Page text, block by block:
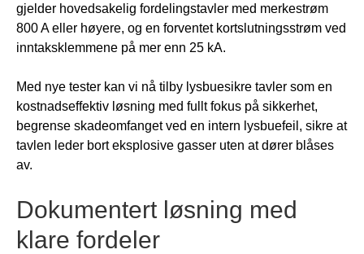
gjelder hovedsakelig fordelingstavler med merkestrøm
800 A eller høyere, og en forventet kortslutningsstrøm ved
inntaksklemmene på mer enn 25 kA.
Med nye tester kan vi nå tilby lysbuesikre tavler som en
kostnadseffektiv løsning med fullt fokus på sikkerhet,
begrense skadeomfanget ved en intern lysbuefeil, sikre at
tavlen leder bort eksplosive gasser uten at dører blåses
av.
Dokumentert løsning med
klare fordeler